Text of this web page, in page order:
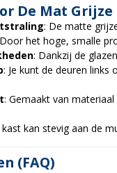
De Mat
: De matte
het hoge, smalle
: Dankzij de
: Je kunt de deuren
: Gemaakt van
kast kan stevig aan de
(FAQ)